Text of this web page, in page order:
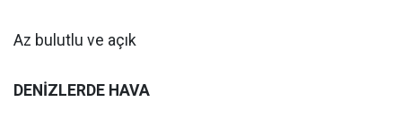
Az bulutlu ve açık
DENİZLERDE HAVA